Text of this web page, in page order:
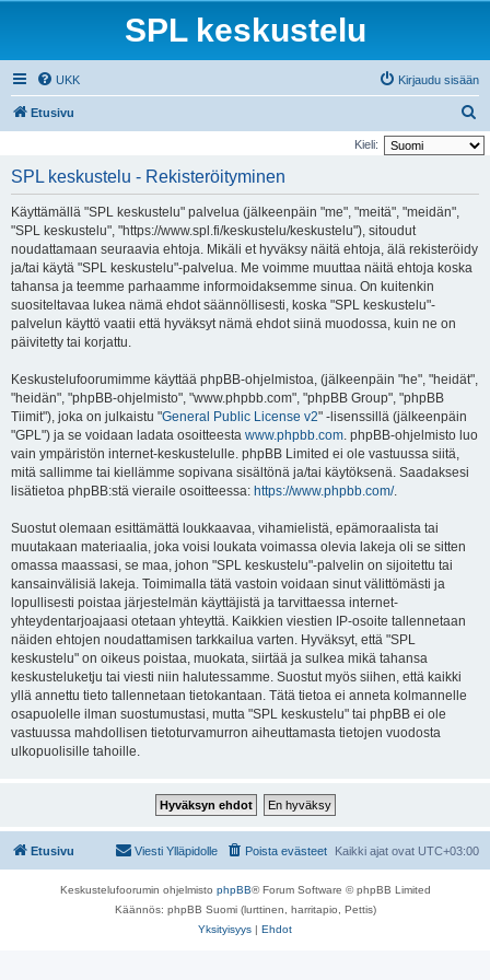
SPL keskustelu
UKK Kirjaudu sisään
Etusivu
t
Kieli:
SPL keskustelu - Rekisteröityminen
Käyttämällä "SPL keskustelu" palvelua (jälkeenpäin "me", "meitä", "meidän",
"SPL keskustelu", "https://www.spl.fi/keskustelu/keskustelu"), sitoudut
noudattamaan seuraavia ehtoja. Mikäli et hyväksy näitä ehtoja, älä rekisteröidy
ja/tai käytä "SPL keskustelu"-palvelua. Me voimme muuttaa näitä ehtoja koska
tahansa ja teemme parhaamme informoidaksemme sinua. On kuitenkin
suositeltavaa lukea nämä ehdot säännöllisesti, koska "SPL keskustelu"-
palvelun käyttö vaatii että hyväksyt nämä ehdot siinä muodossa, kuin ne on
päivitetty tai korjattu.
Keskustelufoorumimme käyttää phpBB-ohjelmistoa, (jälkeenpäin "he", "heidät",
"heidän", "phpBB-ohjelmisto", "www.phpbb.com", "phpBB Group", "phpBB
Tiimit"), joka on julkaistu "General Public License v2" -lisenssillä (jälkeenpäin
"GPL") ja se voidaan ladata osoitteesta www.phpbb.com. phpBB-ohjelmisto luo
vain ympäristön internet-keskustelulle. phpBB Limited ei ole vastuussa siitä,
mitä sallimme tai kiellämme sopivana sisältönä ja/tai käytöksenä. Saadaksesi
lisätietoa phpBB:stä vieraile osoitteessa: https://www.phpbb.com/.
Suostut olemaan esittämättä loukkaavaa, vihamielistä, epämoraalista tai
muutakaan materiaalia, joka voisi loukata voimassa olevia lakeja oli se sitten
omassa maassasi, se maa, johon "SPL keskustelu"-palvelin on sijoitettu tai
kansainvälisiä lakeja. Toimimalla tätä vastoin voidaan sinut välittömästi ja
lopullisesti poistaa järjestelmän käyttäjistä ja tarvittaessa internet-
yhteydentarjoajaasi otetaan yhteyttä. Kaikkien viestien IP-osoite tallennetaan
näiden ehtojen noudattamisen tarkkailua varten. Hyväksyt, että "SPL
keskustelu" on oikeus poistaa, muokata, siirtää ja sulkea mikä tahansa
keskusteluketju tai viesti niin halutessamme. Suostut myös siihen, että kaikki
yllä annettu tieto tallennetaan tietokantaan. Tätä tietoa ei anneta kolmannelle
osapuolelle ilman suostumustasi, mutta "SPL keskustelu" tai phpBB ei ole
vastuussa mahdollisen tietoturvamurron aiheuttamasta tietojen vuodosta
ulkopuolisille tahoille.
Etusivu Kaikki ajat ovat UTC+03:00
Poista evästeet
Viesti Ylläpidolle
Keskustelufoorumin ohjelmisto phpBB® Forum Software © phpBB Limited
Käännös: phpBB Suomi (lurttinen, harritapio, Pettis)
Yksityisyys | Ehdot